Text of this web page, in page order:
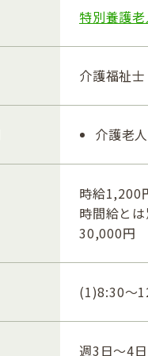
特別養護
介護福祉士
介護老
時給1,200
時間給と
30,000円
(1)8:30～
週3日～4